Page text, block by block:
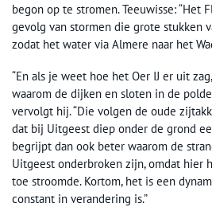
begon op te stromen. Teeuwisse: “Het
gevolg van stormen die grote stukken
zodat het water via Almere naar het
“En als je weet hoe het Oer IJ er uit
waarom de dijken en sloten in de
vervolgt hij. “Die volgen de oude
dat bij Uitgeest diep onder de grond
begrijpt dan ook beter waarom de
Uitgeest onderbroken zijn, omdat hier
toe stroomde. Kortom, het is een
constant in verandering is.”